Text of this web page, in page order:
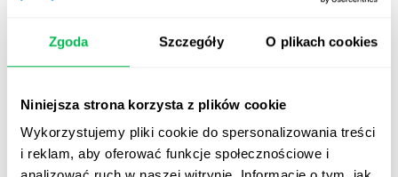
Zgoda Szczegóły O plikach cookies
Niniejsza strona korzysta z plików cookie
Wykorzystujemy pliki cookie do spersonalizowania treści
i reklam, aby oferować funkcje społecznościowe i
Pracownik, który planuje awans na wyższe stanowisko,
może jako cel krótkoterminowy określić rozwój
długoterminowy – objęcie roli kierownika działu.
Krok 2. Analiza luk